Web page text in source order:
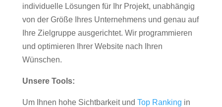
individuelle Lösungen für Ihr Projekt, unabhängig
von der Größe Ihres Unternehmens und genau auf
Ihre Zielgruppe ausgerichtet. Wir programmieren
und optimieren Ihrer Website nach Ihren
Wünschen.
Unsere Tools:
Um Ihnen hohe Sichtbarkeit und Top Ranking in